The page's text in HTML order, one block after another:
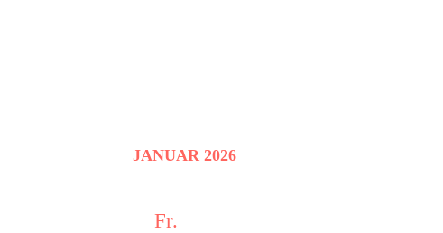
JANUAR 2026
Fr.